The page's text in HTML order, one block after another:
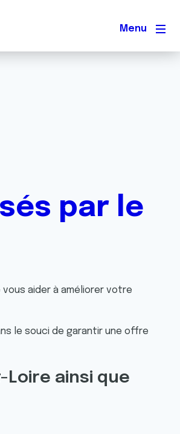
Menu
par le
aider à améliorer votre
le souci de garantir une offre
ainsi que